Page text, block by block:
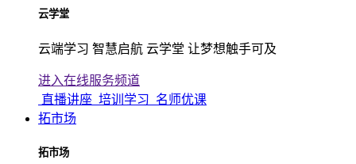
云学堂
云端学习 智慧启航 云学堂 让梦想触手可及
进入在线服务频道
直播讲座 培训学习 名师优课
拓市场
拓市场